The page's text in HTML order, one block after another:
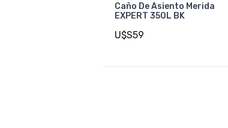
Caño De Asiento Merida
EXPERT 350L BK
U$S59